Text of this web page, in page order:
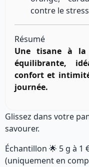
contre le
Résumé
Une tisane à la
équilibrante,
confort et
journée.
Glissez dans votre
savourer.
Échantillon 🌟 5 g à 1
(uniquement en